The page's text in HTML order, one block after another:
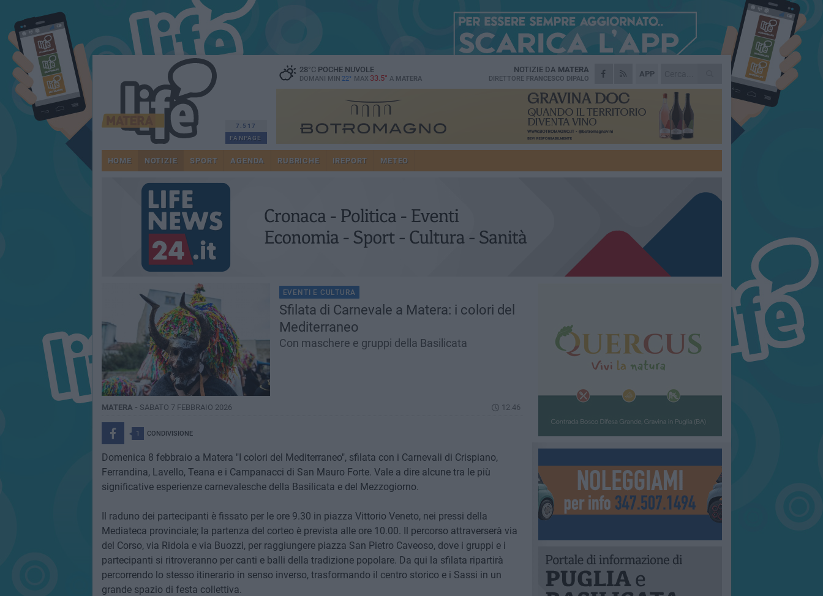
7.517
FANPAGE
28°CPOCHE NUVOLE
DOMANI MIN 22° MAX 33.5° A MATERA
APP
NOTIZIE DA MATERA
DIRETTORE FRANCESCO DIPALO
HOME NOTIZIE SPORT AGENDA RUBRICHE IREPORT METEO
EVENTI E CULTURA
Sfilata di Carnevale a Matera: i colori del
Mediterraneo
Con maschere e gruppi della Basilicata
MATERA - SABATO 7 FEBBRAIO 2026 12.46
1 CONDIVISIONE
Domenica 8 febbraio a Matera "I colori del Mediterraneo", sfilata con i Carnevali di Crispiano,
Ferrandina, Lavello, Teana e i Campanacci di San Mauro Forte. Vale a dire alcune tra le più
significative esperienze carnevalesche della Basilicata e del Mezzogiorno.
Il raduno dei partecipanti è fissato per le ore 9.30 in piazza Vittorio Veneto, nei pressi della
Mediateca provinciale; la partenza del corteo è prevista alle ore 10.00. Il percorso attraverserà via
del Corso, via Ridola e via Buozzi, per raggiungere piazza San Pietro Caveoso, dove i gruppi e i
partecipanti si ritroveranno per canti e balli della tradizione popolare. Da qui la sfilata ripartirà
percorrendo lo stesso itinerario in senso inverso, trasformando il centro storico e i Sassi in un
grande spazio di festa collettiva.